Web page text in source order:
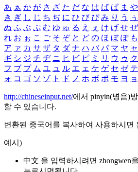
あ ぁ か が さ ざ た だ な は ば ぱ ま や
き ぎ し じ ち ぢ に ひ び ぴ み り う ぅ
ぬ ふ ぶ ぷ む ゆ ゅ る え ぇ け げ せ ぜ
れ お ぉ こ ご そ ぞ と ど の ほ ぼ ぽ も
ア ァ カ サ ザ タ ダ ナ ハ バ パ マ ヤ ャ
ギ シ ジ チ ヂ ニ ヒ ビ ピ ミ リ ウ ゥ ク
フ ブ プ ム ユ ュ ル エ ェ ケ ゲ セ ゼ テ
ォ コ ゴ ソ ゾ ト ド ノ ホ ボ ポ モ ヨ ョ
http://chineseinput.net/에서 pinyin(병음)
할 수 있습니다.
변환된 중국어를 복사하여 사용하시면
예시)
中文 을 입력하시려면 zhongwen